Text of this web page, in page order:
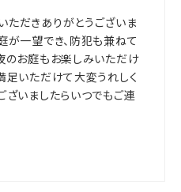
ただきありがとうございま
が一望でき、防犯も兼ねて
のお庭もお楽しみいただけ
足いただけて大変うれしく
ざいましたらいつでもご連